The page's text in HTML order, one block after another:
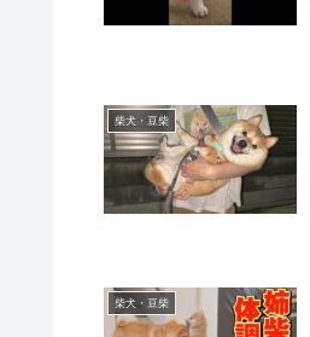
柴犬・豆柴
柴犬・豆柴